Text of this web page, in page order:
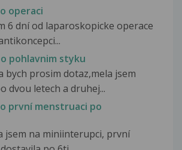
operaci
6 dní od laparoskopicke operace
pohlavnim styku
bych prosim dotaz,mela jsem
dvou letech a druhej...
první menstruaci po
jsem na miniinterupci, první